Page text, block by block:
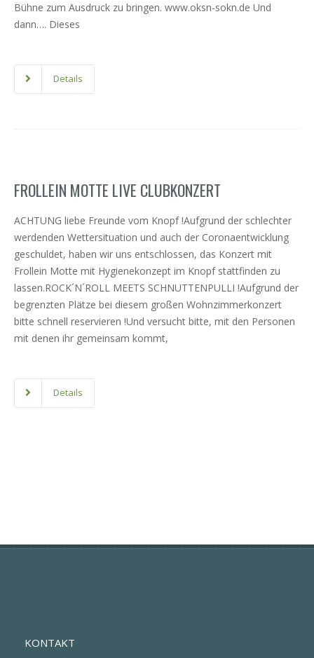
Bühne zum Ausdruck zu bringen. www.oksn-sokn.de Und
dann…. Dieses
Details
FROLLEIN MOTTE LIVE CLUBKONZERT
ACHTUNG liebe Freunde vom Knopf !Aufgrund der schlechter
werdenden Wettersituation und auch der Coronaentwicklung
geschuldet, haben wir uns entschlossen, das Konzert mit
Frollein Motte mit Hygienekonzept im Knopf stattfinden zu
lassen.ROCK´N´ROLL MEETS SCHNUTTENPULLI !Aufgrund der
begrenzten Plätze bei diesem großen Wohnzimmerkonzert
bitte schnell reservieren !Und versucht bitte, mit den Personen
mit denen ihr gemeinsam kommt,
Details
KONTAKT